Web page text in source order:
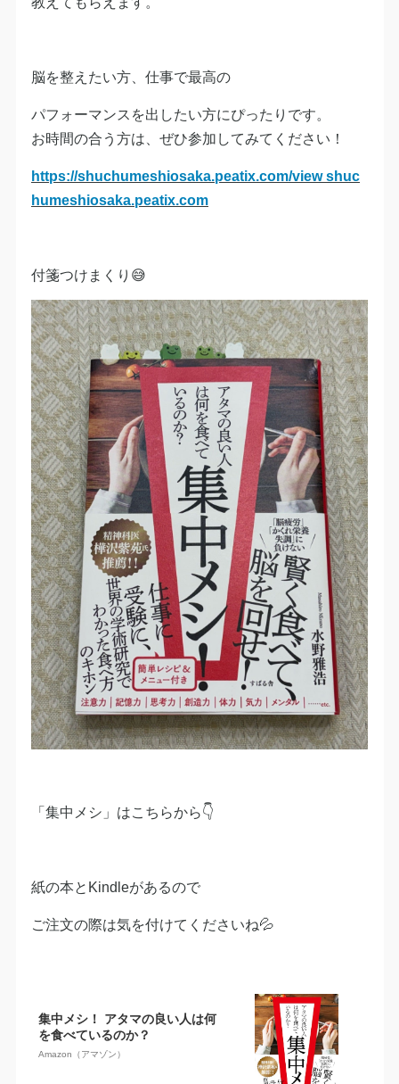
脳を整えたい方、仕事で最高の
パフォーマンスを出したい方にぴったりです。
お時間の合う方は、ぜひ参加してみてください！
https://shuchumeshiosaka.peatix.com/view shuc
humeshiosaka.peatix.com
付箋つけまくり😅
「集中メシ」はこちらから👇
紙の本とKindleがあるので
ご注文の際は気を付けてくださいね💦
集中メシ！ アタマの良い人は何
を食べているのか？
Amazon（アマゾン）